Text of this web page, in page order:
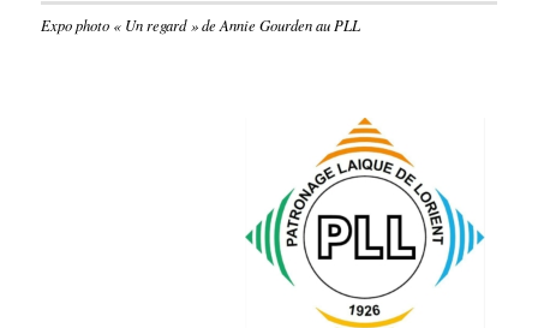
Expo photo « Un regard » de Annie Gourden au PLL